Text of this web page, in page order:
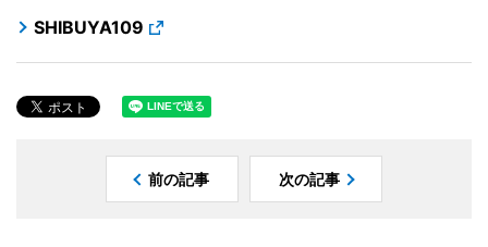
SHIBUYA109
前の記事 次の記事